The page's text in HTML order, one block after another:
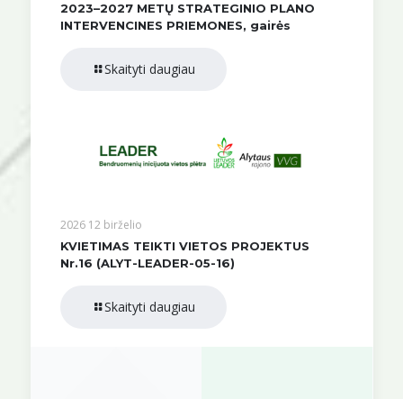
2023–2027 METŲ STRATEGINIO PLANO
INTERVENCINES PRIEMONES, gairės
Skaityti daugiau
2026 12 birželio
KVIETIMAS TEIKTI VIETOS PROJEKTUS
Nr.16 (ALYT-LEADER-05-16)
Skaityti daugiau